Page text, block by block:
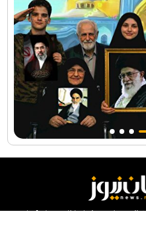
و متعلق به مرکز ارتباطات و رسانه آستان